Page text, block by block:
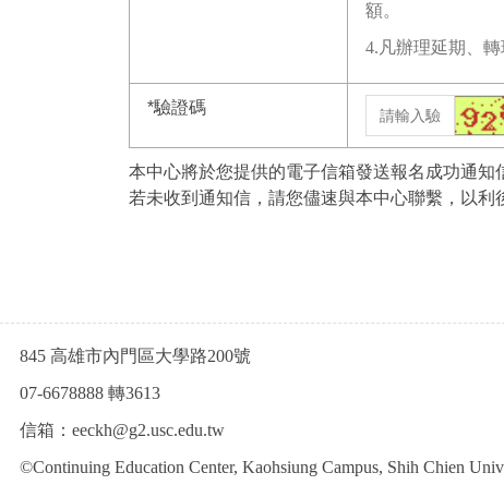
額。
4.凡辦理延期、
*驗證碼
本中心將於您提供的電子信箱發送報名成功通知
若未收到通知信，請您儘速與本中心聯繫，以利
845 高雄市內門區大學路200號
07-6678888 轉3613
信箱：eeckh@g2.usc.edu.tw
©Continuing Education Center, Kaohsiung Campus, Shih Chien